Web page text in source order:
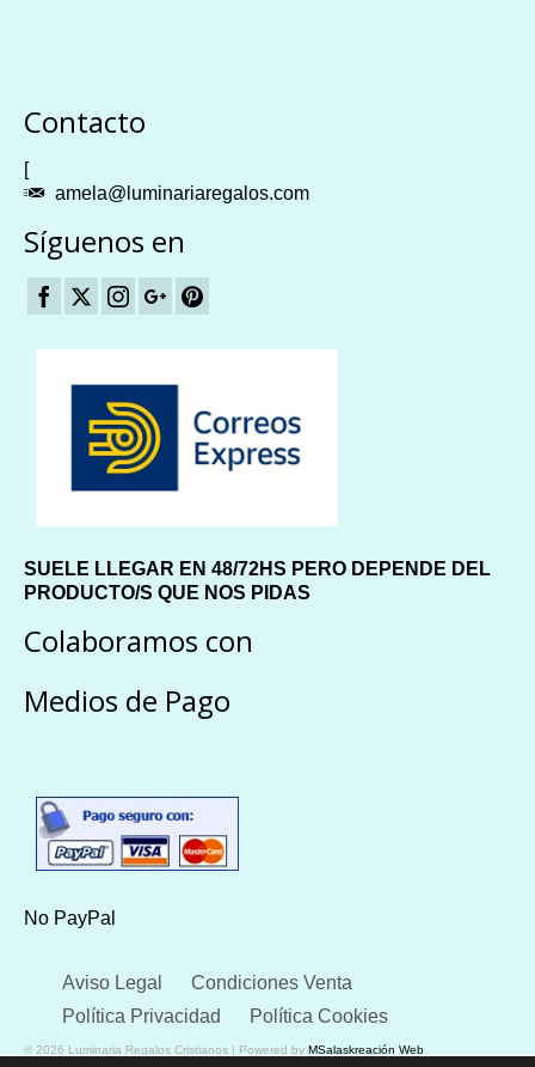
Contacto
[
amela@luminariaregalos.com
Síguenos en
SUELE LLEGAR EN 48/72HS PERO DEPENDE DEL
PRODUCTO/S QUE NOS PIDAS
Colaboramos con
Medios de Pago
No PayPal
Aviso Legal
Condiciones Venta
Política Privacidad
Política Cookies
© 2026 Luminaria Regalos Cristianos | Powered by MSalaskreación Web